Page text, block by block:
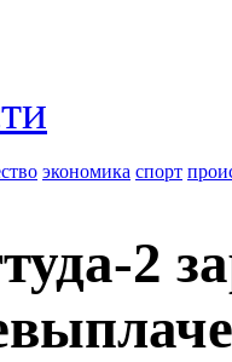
экономика спорт
2